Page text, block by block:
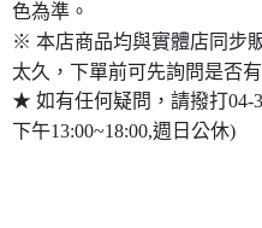
色為準。
※ 本店商品均與實體店同步
太久，下單前可先詢問是否有
★ 如有任何疑問，請撥打04-
下午13:00~18:00,週日公休)